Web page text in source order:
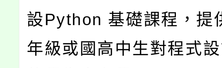
設Python 基礎課程，提
年級或國高中生對程式